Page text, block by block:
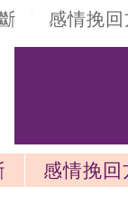
感情挽
感情挽